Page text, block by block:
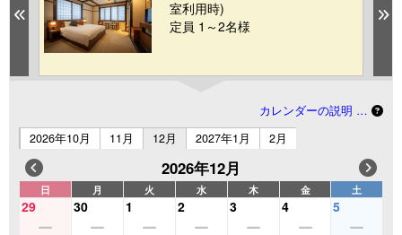
Previous
室利用時)
定員 1～2名様
カレンダーの説明 …
2026年10月
11月 12月 2027年1月 2月
2026年12月
日 月 火 水 木 金 土
29 30 1 2 3 4 5